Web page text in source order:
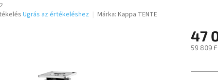
Ugrás az értékeléshez Márka: Kappa TENTE
47
59 809